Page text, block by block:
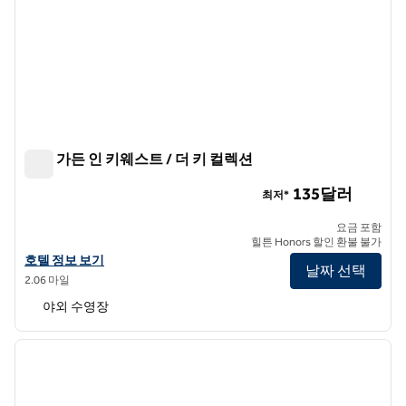
힐튼 가든 인 키웨스트 / 더 키 컬렉션
힐튼 가든 인 키웨스트 / 더 키스 컬렉션 호텔 정보 보기
호텔 정보 보기
2.06 마일
최저* 135달러
요금 포함
힐튼 Honors 할인 환불 불가
날짜 선택
야외 수영장
1/12
다음